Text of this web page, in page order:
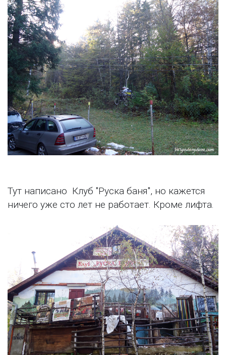
Тут написано Клуб "Руска баня", но кажется
ничего уже сто лет не работает. Кроме лифта.